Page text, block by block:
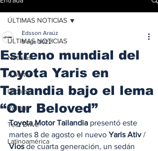
ÚLTIMAS NOTICIAS
Noticias
A Motor
Locales
Voltaje
Test Drive
Latinoamérica
ÚLTIMAS NOTICIAS
Estreno mundial del
Toyota Yaris en
Tailandia bajo el lema
“Our Beloved”
Edsson Araúz
9 ago 2022
Toyota Motor Tailandia presentó este
martes 8 de agosto el nuevo Yaris Ativ /
Vios de cuarta generación, un sedán